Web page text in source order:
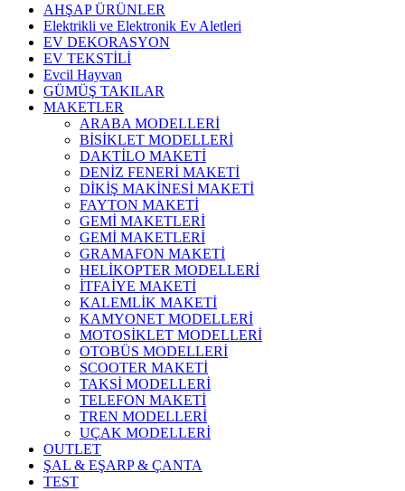
AHŞAP ÜRÜNLER
Elektrikli ve Elektronik Ev Aletleri
EV DEKORASYON
EV TEKSTİLİ
Evcil Hayvan
GÜMÜŞ TAKILAR
MAKETLER
ARABA MODELLERİ
BİSİKLET MODELLERİ
DAKTİLO MAKETİ
DENİZ FENERİ MAKETİ
DİKİŞ MAKİNESİ MAKETİ
FAYTON MAKETİ
GEMİ MAKETLERİ
GEMİ MAKETLERİ
GRAMAFON MAKETİ
HELİKOPTER MODELLERİ
İTFAİYE MAKETİ
KALEMLİK MAKETİ
KAMYONET MODELLERİ
MOTOSİKLET MODELLERİ
OTOBÜS MODELLERİ
SCOOTER MAKETİ
TAKSİ MODELLERİ
TELEFON MAKETİ
TREN MODELLERİ
UÇAK MODELLERİ
OUTLET
ŞAL & EŞARP & ÇANTA
TEST